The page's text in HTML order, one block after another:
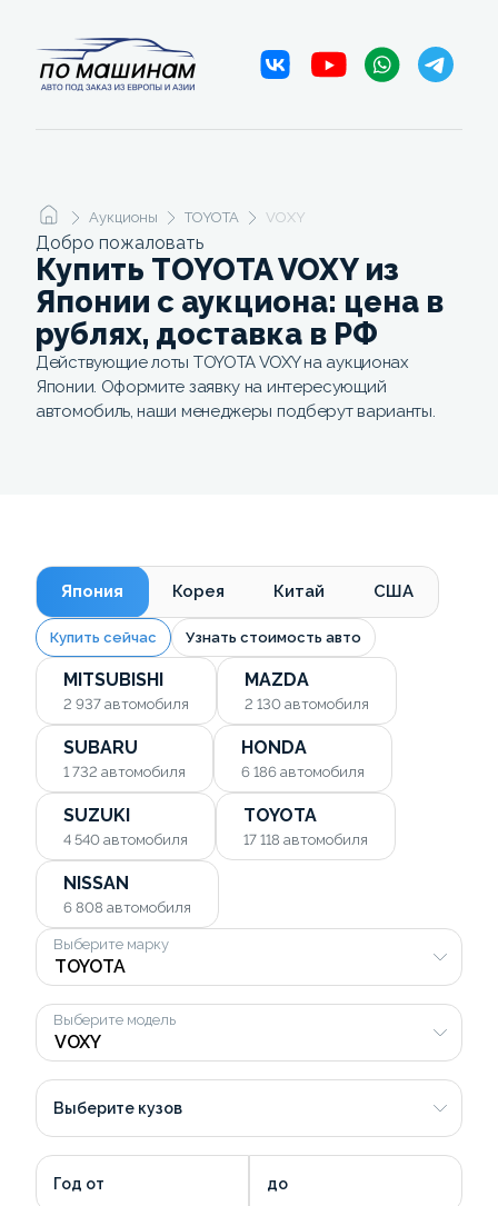
Аукционы TOYOTA VOXY
Добро пожаловать
Купить TOYOTA VOXY из
Японии с аукциона: цена в
рублях, доставка в РФ
Действующие лоты TOYOTA VOXY на аукционах
Японии. Оформите заявку на интересующий
автомобиль, наши менеджеры подберут варианты.
Япония Корея Китай США
Купить сейчас Узнать стоимость авто
MITSUBISHI
2 937 автомобиля
MAZDA
2 130 автомобиля
SUBARU
1 732 автомобиля
HONDA
6 186 автомобиля
SUZUKI
4 540 автомобиля
TOYOTA
17 118 автомобиля
NISSAN
6 808 автомобиля
Выберите марку
Выберите модель
Выберите кузов
Год от до